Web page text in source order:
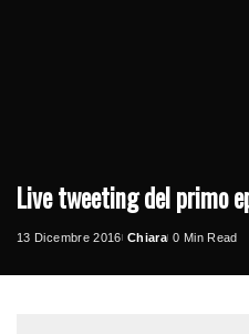
Live tweeting del primo
13 Dicembre 2016
Posted
Chiara 0 Min Read